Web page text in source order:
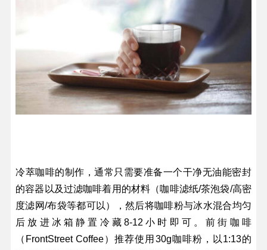
冷萃咖啡的制作，通常只需要准备一个干净无油能密封
的容器以及过滤咖啡着用的材料（咖啡滤纸/茶泡袋/高密
度滤网/布袋等都可以），然后将咖啡粉与冰水混合均匀
后放进冰箱静置冷藏8-12小时即可。前街咖啡
（FrontStreet Coffee）推荐使用30g咖啡粉，以1:13的